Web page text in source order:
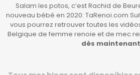
Salam les potos, c’est Rachid de
nouveau bébé en 2020: TaRenoi.com
vous pourrez retrouver toutes les
Belgique de femme renoie et de mec
dès maintenant